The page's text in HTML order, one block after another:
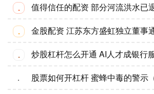
·
·
· 炒股杠杆怎么开通 AI人才成银行
·